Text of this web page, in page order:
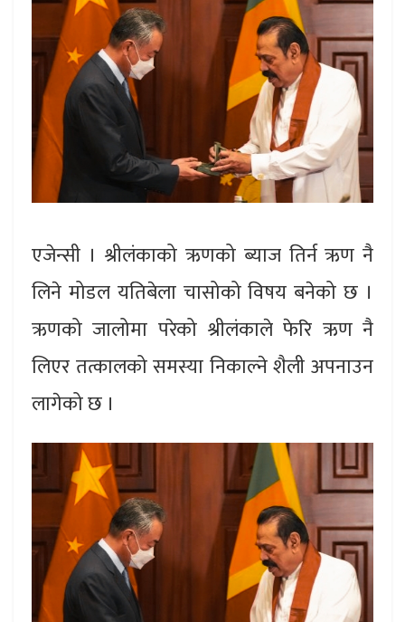
एजेन्सी । श्रीलंकाको ऋणको ब्याज तिर्न ऋण नै
लिने मोडल यतिबेला चासोको विषय बनेको छ ।
ऋणको जालोमा परेको श्रीलंकाले फेरि ऋण नै
लिएर तत्कालको समस्या निकाल्ने शैली अपनाउन
लागेको छ ।